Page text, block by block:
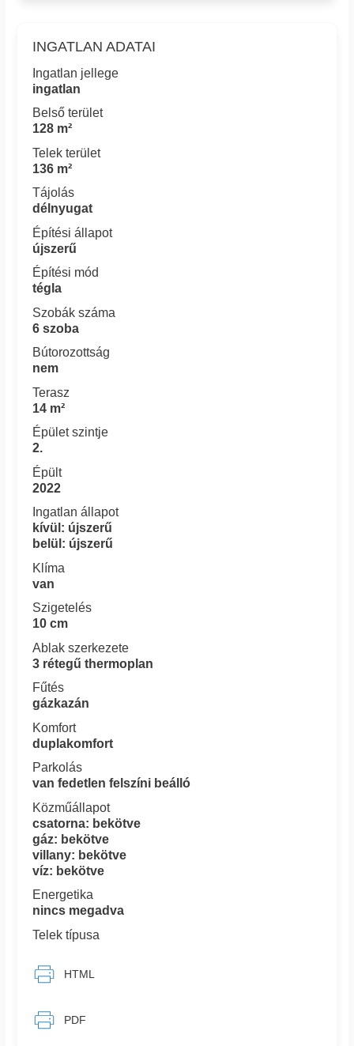
INGATLAN ADATAI
Ingatlan jellege
ingatlan
Belső terület
128 m²
Telek terület
136 m²
Tájolás
délnyugat
Építési állapot
újszerű
Építési mód
tégla
Szobák száma
6 szoba
Bútorozottság
nem
Terasz
14 m²
Épület szintje
2.
Épült
2022
Ingatlan állapot
kívül: újszerű
belül: újszerű
Klíma
van
Szigetelés
10 cm
Ablak szerkezete
3 rétegű thermoplan
Fűtés
gázkazán
Komfort
duplakomfort
Parkolás
van fedetlen felszíni beálló
Közműállapot
csatorna: bekötve
gáz: bekötve
villany: bekötve
víz: bekötve
Energetika
nincs megadva
Telek típusa
HTML
PDF